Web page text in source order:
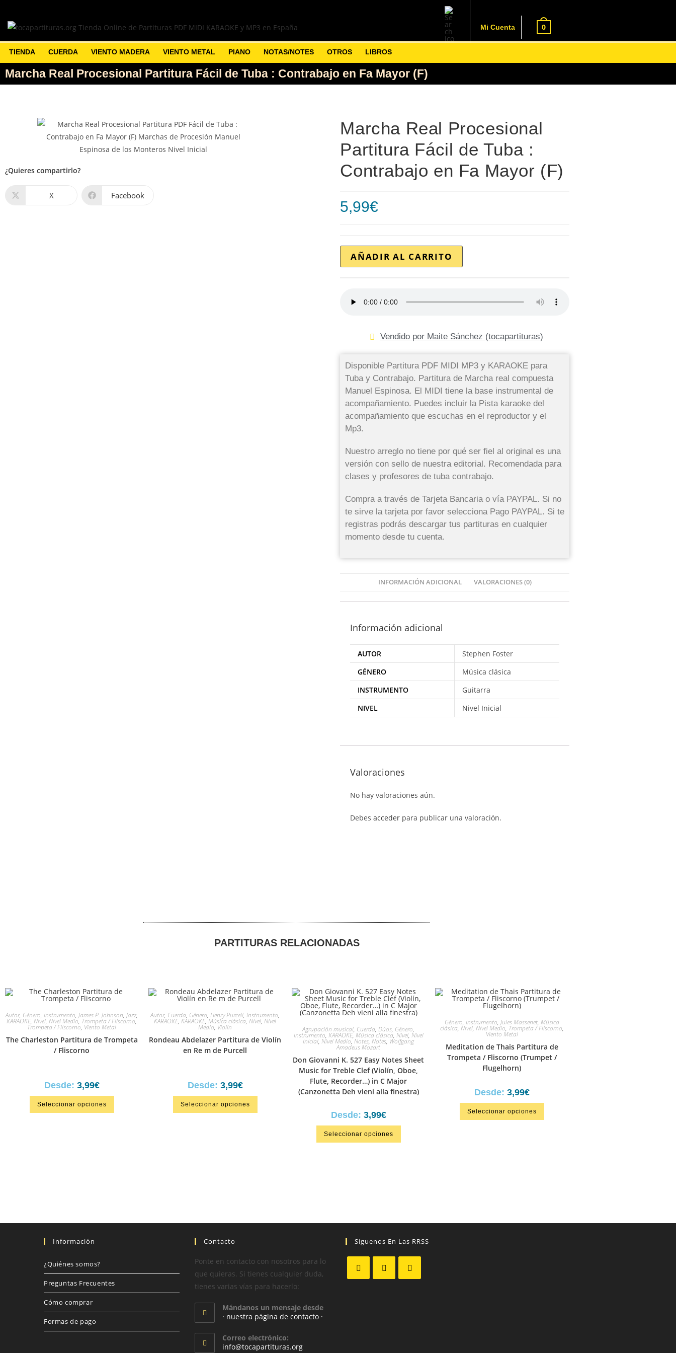
Mi Cuenta 0
TIENDA CUERDA VIENTO MADERA VIENTO METAL PIANO NOTAS/NOTES OTROS LIBROS
Marcha Real Procesional Partitura Fácil de Tuba : Contrabajo en Fa Mayor (F)
¿Quieres compartirlo?
X Facebook
Marcha Real Procesional
Partitura Fácil de Tuba :
Contrabajo en Fa Mayor (F)
5,99€
AÑADIR AL CARRITO
Vendido por Maite Sánchez (tocapartituras)
Disponible Partitura PDF MIDI MP3 y KARAOKE para
Tuba y Contrabajo. Partitura de Marcha real compuesta
Manuel Espinosa. El MIDI tiene la base instrumental de
acompañamiento. Puedes incluir la Pista karaoke del
acompañamiento que escuchas en el reproductor y el
Mp3.
Nuestro arreglo no tiene por qué ser fiel al original es una
versión con sello de nuestra editorial. Recomendada para
clases y profesores de tuba contrabajo.
Compra a través de Tarjeta Bancaria o vía PAYPAL. Si no
te sirve la tarjeta por favor selecciona Pago PAYPAL. Si te
registras podrás descargar tus partituras en cualquier
momento desde tu cuenta.
INFORMACIÓN ADICIONAL VALORACIONES (0)
Información adicional
AUTOR
Stephen Foster
GÉNERO
Música clásica
INSTRUMENTO
Guitarra
NIVEL
Nivel Inicial
Valoraciones
No hay valoraciones aún.
Debesacceder para publicar una valoración.
PARTITURAS RELACIONADAS
Autor, Género, Instrumento, James P. Johnson, Jazz,
KARAOKE, Nivel, Nivel Medio, Trompeta / Fliscorno,
Trompeta / Fliscorno, Viento Metal
The Charleston Partitura de Trompeta
/ Fliscorno
Desde: 3,99€
Seleccionar opciones
Autor, Cuerda, Género, Henry Purcell, Instrumento,
KARAOKE, KARAOKE,Música clásica, Nivel, Nivel
Medio, Violín
Rondeau Abdelazer Partitura de Violín
en Re m de Purcell
Desde: 3,99€
Seleccionar opciones
Agrupación musical, Cuerda, Dúos, Género,
Instrumento, KARAOKE,Música clásica, Nivel, Nivel
Inicial, Nivel Medio,Notes, Notes, Wolfgang
Amadeus Mozart
Don Giovanni K. 527 Easy Notes Sheet
Music for Treble Clef (Violín, Oboe,
Flute, Recorder…) in C Major
(Canzonetta Deh vieni alla finestra)
Desde: 3,99€
Seleccionar opciones
Género, Instrumento, ‎Jules Massenet, Música
clásica, Nivel, Nivel Medio, Trompeta / Fliscorno,
Viento Metal
Meditation de Thais Partitura de
Trompeta / Fliscorno (Trumpet /
Flugelhorn)
Desde: 3,99€
Seleccionar opciones
Información
¿Quiénes somos?
Preguntas Frecuentes
Cómo comprar
Formas de pago
Contacto
Ponte en contacto con nosotros para lo
que quieras. Si tienes cualquier duda,
tienes varias vías para hacerlo:
Mándanos un mensaje desde
· nuestra página de contacto ·
Correo electrónico:
info@tocapartituras.org
Síguenos En Las RRSS